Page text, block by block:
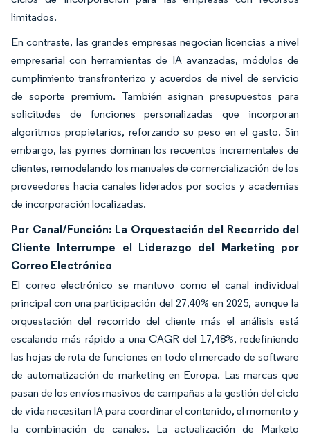
limitados.
En contraste, las grandes empresas negocian licencias a nivel
empresarial con herramientas de IA avanzadas, módulos de
cumplimiento transfronterizo y acuerdos de nivel de servicio
de soporte premium. También asignan presupuestos para
solicitudes de funciones personalizadas que incorporan
algoritmos propietarios, reforzando su peso en el gasto. Sin
embargo, las pymes dominan los recuentos incrementales de
clientes, remodelando los manuales de comercialización de los
proveedores hacia canales liderados por socios y academias
de incorporación localizadas.
Por Canal/Función: La Orquestación del Recorrido del
Cliente Interrumpe el Liderazgo del Marketing por
Correo Electrónico
El correo electrónico se mantuvo como el canal individual
principal con una participación del 27,40% en 2025, aunque la
orquestación del recorrido del cliente más el análisis está
escalando más rápido a una CAGR del 17,48%, redefiniendo
las hojas de ruta de funciones en todo el mercado de software
de automatización de marketing en Europa. Las marcas que
pasan de los envíos masivos de campañas a la gestión del ciclo
de vida necesitan IA para coordinar el contenido, el momento y
la combinación de canales. La actualización de Marketo